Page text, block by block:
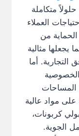
متكاملة
العملاء
من
يجعلها مثالية
التجارية. أما
الخصوصية
المساحات
على مواد عالية
كربونات،
الجوية.